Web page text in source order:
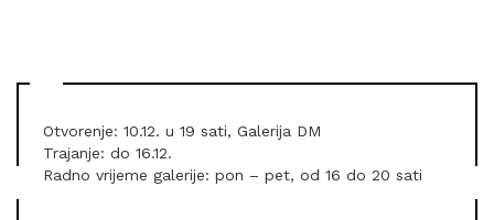
Otvorenje: 10.12. u 19 sati, Galerija DM
Trajanje: do 16.12.
Radno vrijeme galerije: pon – pet, od 16 do 20 sati